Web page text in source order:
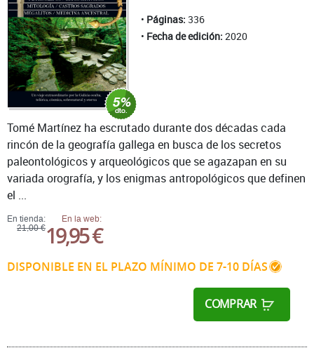
Páginas: 336
Fecha de edición: 2020
En tienda:
21,00 €
En la web:
19,95 €
DISPONIBLE EN EL PLAZO MÍNIMO DE 7-10 DÍAS
COMPRAR
Tomé Martínez ha escrutado durante dos décadas cada
rincón de la geografía gallega en busca de los secretos
paleontológicos y arqueológicos que se agazapan en su
variada orografía, y los enigmas antropológicos que definen
el ...